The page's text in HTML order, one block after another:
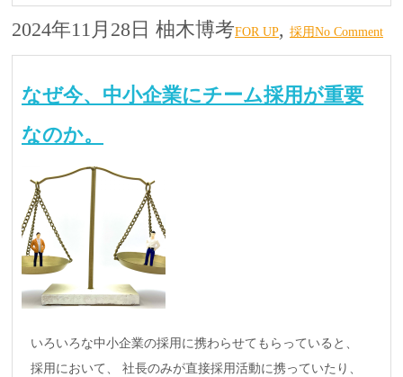
2024年11月28日 柚木博考FOR UP, 採用No Comment
なぜ今、中小企業にチーム採用が重要
なのか。
いろいろな中小企業の採用に携わらせてもらっていると、
採用において、 社長のみが直接採用活動に携っていたり、